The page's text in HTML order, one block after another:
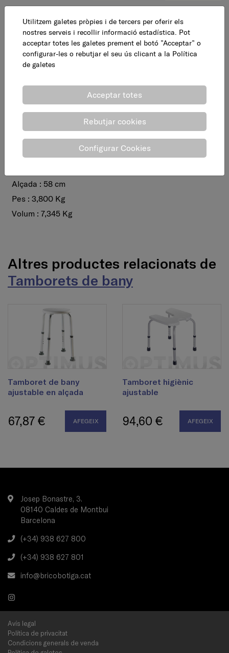
Mesures embalatge
Llarg : 14 cm
Alçada : 58 cm
Pes : 3,800 Kg
Volum : 7,345 Kg
Altres productes relacionats de
Tamborets de bany
Tamboret de bany
ajustable en alçada
67,87 € AFEGEIX
Tamboret higiènic
ajustable
94,60 € AFEGEIX
Josep Bonastre, 3.
08140 Caldes de Montbui
Barcelona
(+34) 938 627 800
(+34) 938 627 801
info@bricobotiga.cat
Avís legal
Política de privacitat
Condicions generals de venda
Utilitzem galetes pròpies i de tercers per oferir els
nostres serveis i recollir informació estadística. Pot
acceptar totes les galetes prement el botó ”Acceptar” o
configurar-les o rebutjar el seu ús clicant a la Política
de galetes
Acceptar totes
Rebutjar cookies
Configurar Cookies